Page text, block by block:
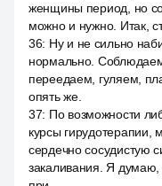
женщины период, но
можно и нужно. Итак,
36: Ну и не сильно
нормально.
переедаем, гуляем,
опять же.
37: По возможности
курсы гирудотерапии,
сердечно сосудистую
закаливания. Я думаю,